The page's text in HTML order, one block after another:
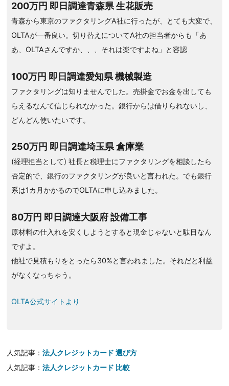
200万円 即日調達青森県 生花販売
青森から東京のファクタリングA社に行ったが、とても大変で、
OLTAが一番良い。切り替えについてA社の担当者からも「あ
あ、OLTAさんですか、、、それは楽ですよね」と容認
100万円 即日調達愛知県 機械製造
ファクタリングは知りませんでした。売掛金でお金を出しても
らえるなんて信じられなかった。銀行からは借りられないし、
どんどん使いたいです。
250万円 即日調達埼玉県 倉庫業
(経理担当として) 社長と税理士にファクタリングを相談したら
否定的で、銀行のファクタリングが良いと言われた。でも銀行
系は1カ月かかるのでOLTAに申し込みました。
80万円 即日調達大阪府 設備工事
原材料の仕入れを安くしようとすると現金じゃないと駄目なん
ですよ。
他社で見積もりをとったら30%と言われました。それだと利益
がなくなっちゃう。
OLTA公式サイトより
人気記事：法人クレジットカード 選び方
人気記事：法人クレジットカード 比較